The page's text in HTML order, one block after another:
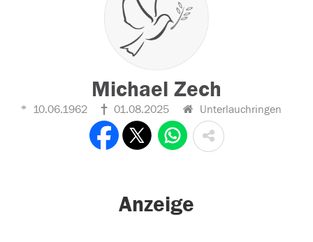
Michael Zech
10.06.1962 01.08.2025 Unterlauchringen
Anzeige